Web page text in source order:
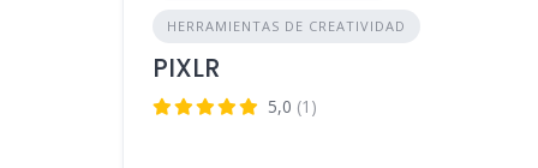
HERRAMIENTAS DE CREATIVIDAD
PIXLR
5,0 (1)